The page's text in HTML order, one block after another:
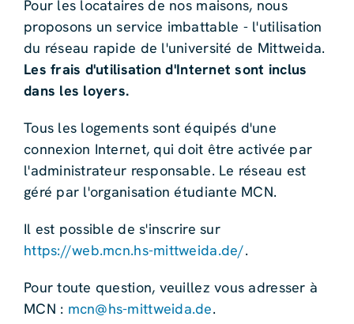
Pour les locataires de nos maisons, nous
proposons un service imbattable - l'utilisation
du réseau rapide de l'université de Mittweida.
Les frais d'utilisation d'Internet sont inclus
dans les loyers.
Tous les logements sont équipés d'une
connexion Internet, qui doit être activée par
l'administrateur responsable. Le réseau est
géré par l'organisation étudiante MCN.
Il est possible de s'inscrire sur
https://web.mcn.hs-mittweida.de/.
Pour toute question, veuillez vous adresser à
MCN : mcn@hs-mittweida.de.